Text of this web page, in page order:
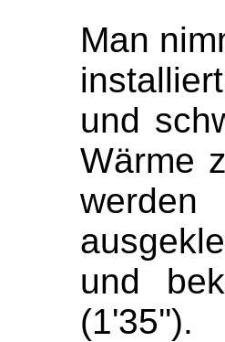
Man
und
Wärme
und
(1'35'').